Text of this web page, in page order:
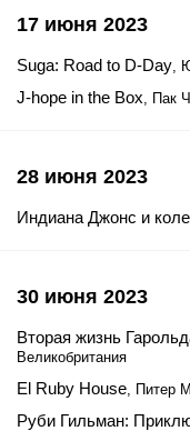
17 июня 2023
Suga: Road to D-Day,
J-hope in the Box, Пак
28 июня 2023
Индиана Джонс и
30 июня 2023
Вторая жизнь
Великобритания
El Ruby House, Питер
Руби Гильман: